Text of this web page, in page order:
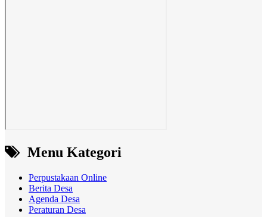
Menu Kategori
Perpustakaan Online
Berita Desa
Agenda Desa
Peraturan Desa